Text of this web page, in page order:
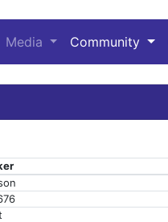
Media Community